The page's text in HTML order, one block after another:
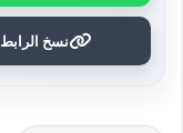
نسخ الرابط